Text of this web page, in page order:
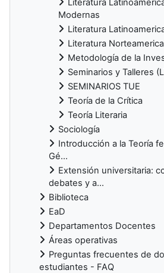
Literatura
Modernas
Literatura
Literatura
Metodología de la
Seminarios y Talleres
SEMINARIOS TUE
Teoría de la Crítica
Teoría Literaria
Sociología
Introducción a la Teoría
Gé...
Extensión universitaria:
debates y a...
Biblioteca
EaD
Departamentos Docentes
Áreas operativas
Preguntas frecuentes de
estudiantes - FAQ